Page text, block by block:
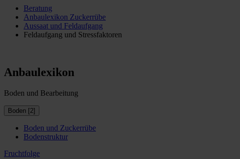
Beratung
Anbaulexikon Zuckerrübe
Aussaat und Feldaufgang
Feldaufgang und Stressfaktoren
Anbaulexikon
Boden und Bearbeitung
Boden [2]
Boden und Zuckerrübe
Bodenstruktur
Fruchtfolge